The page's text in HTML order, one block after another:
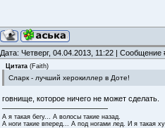
Дата: Четверг, 04.04.2013, 11:22 | Сообщение
Цитата (Faith)
Сларк - лучший херокиллер в Доте!
говнище, которое ничего не может сделать.
А я такая бегу... А волосы такие назад.
А ноги такие вперед... А под ногами лед. И я такая